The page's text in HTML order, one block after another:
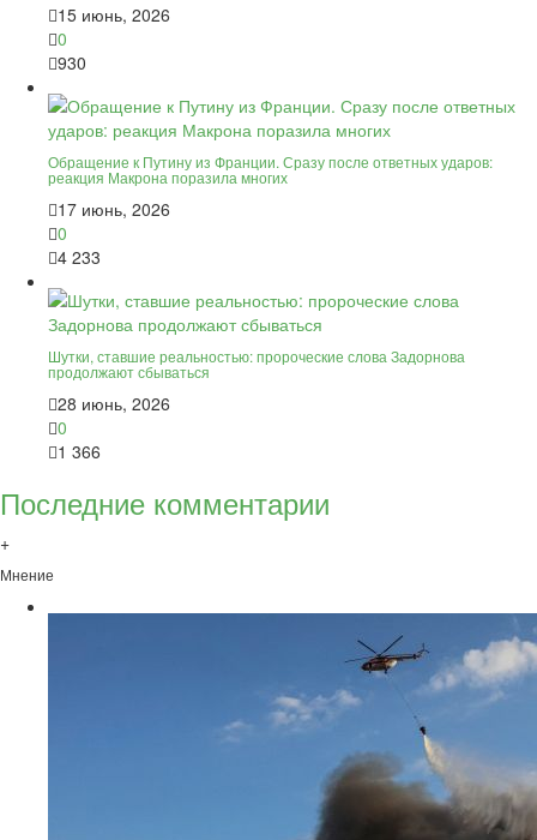
15 июнь, 2026
0
930
Обращение к Путину из Франции. Сразу после ответных ударов:
реакция Макрона поразила многих
17 июнь, 2026
0
4 233
Шутки, ставшие реальностью: пророческие слова Задорнова
продолжают сбываться
28 июнь, 2026
0
1 366
Последние комментарии
+
Мнение